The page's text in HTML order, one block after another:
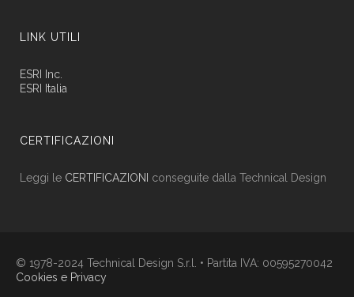
LINK UTILI
ESRI Inc.
ESRI Italia
CERTIFICAZIONI
Leggi le CERTIFICAZIONI conseguite dalla Technical Design
© 1978-2024 Technical Design S.r.l. • Partita IVA: 00595270042
Cookies e Privacy